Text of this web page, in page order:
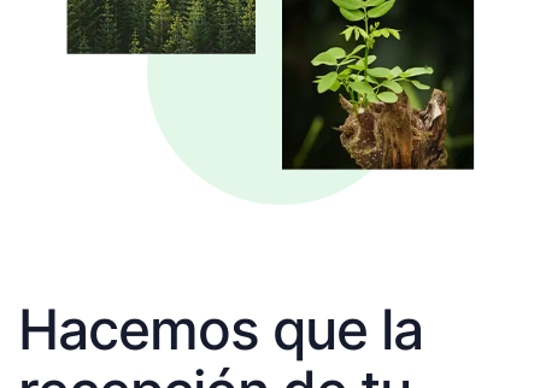
Hacemos que la